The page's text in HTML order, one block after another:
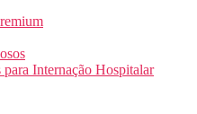
para Internação Hospitalar